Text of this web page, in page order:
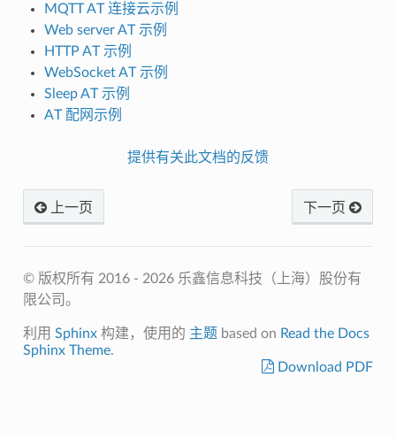
MQTT AT 连接云示例
Web server AT 示例
HTTP AT 示例
WebSocket AT 示例
Sleep AT 示例
AT 配网示例
提供有关此文档的反馈
上一页 下一页
© 版权所有 2016 - 2026 乐鑫信息科技（上海）股份有
限公司。
利用 Sphinx构建，使用的 主题 based on Read the Docs
Sphinx Theme.
Download PDF